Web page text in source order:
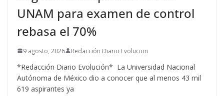
UNAM para examen de control
rebasa el 70%
9 agosto, 2026 Redacción Diario Evolucion
*Redacción Diario Evolución* La Universidad Nacional
Autónoma de México dio a conocer que al menos 43 mil
619 aspirantes ya